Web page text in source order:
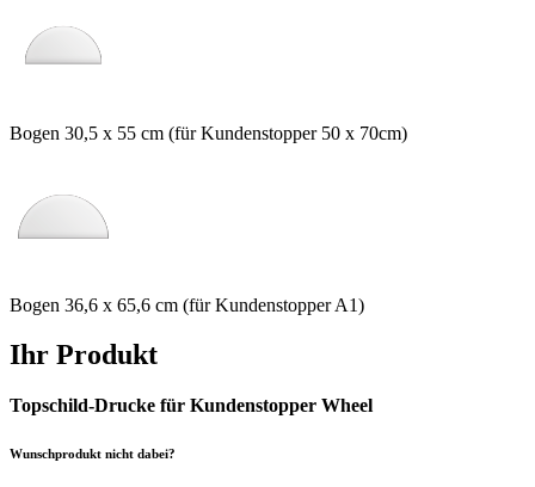
Bogen 30,5 x 55 cm (für Kundenstopper 50 x 70cm)
Bogen 36,6 x 65,6 cm (für Kundenstopper A1)
Ihr Produkt
Topschild-Drucke für Kundenstopper Wheel
Wunschprodukt nicht dabei?